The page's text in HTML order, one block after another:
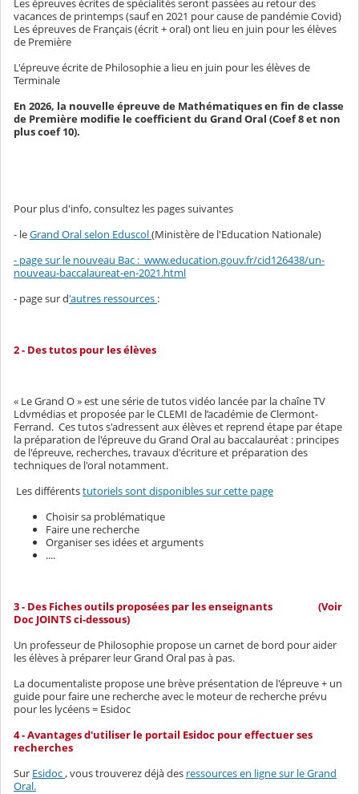
Les épreuves écrites de spécialités seront passées au retour des
vacances de printemps (sauf en 2021 pour cause de pandémie Covid)
Les épreuves de Français (écrit + oral) ont lieu en juin pour les élèves
de Première
L'épreuve écrite de Philosophie a lieu en juin pour les élèves de
Terminale
En 2026, la nouvelle épreuve de Mathématiques en fin de classe
de Première modifie le coefficient du Grand Oral (Coef 8 et non
plus coef 10).
Pour plus d'info, consultez les pages suivantes
- leGrand Oral selon Eduscol(Ministère de l'Education Nationale)
- page sur le nouveau Bac : www.education.gouv.fr/cid126438/un-
nouveau-baccalaureat-en-2021.html
- page sur d'autres ressources :
2 - Des tutos pour les élèves
« Le Grand O » est une série de tutos vidéo lancée par la chaîne TV
Ldvmédias et proposée par le CLEMI de l’académie de Clermont-
Ferrand. Ces tutos s'adressent aux élèves et reprend étape par étape
la préparation de l'épreuve du Grand Oral au baccalauréat : principes
de l'épreuve, recherches, travaux d'écriture et préparation des
techniques de l'oral notamment.
Les différentstutoriels sont disponibles sur cette page
Choisir sa problématique
Faire une recherche
Organiser ses idées et arguments
....
3 - Des Fiches outils proposées par les enseignants (Voir
Doc JOINTS ci-dessous)
Un professeur de Philosophie propose un carnet de bord pour aider
les élèves à préparer leur Grand Oral pas à pas.
La documentaliste propose une brève présentation de l'épreuve + un
guide pour faire une recherche avec le moteur de recherche prévu
pour les lycéens = Esidoc
4 - Avantages d'utiliser le portail Esidoc pour effectuer ses
recherches
Sur Esidoc, vous trouverez déjà des ressources en ligne sur le Grand
Oral.